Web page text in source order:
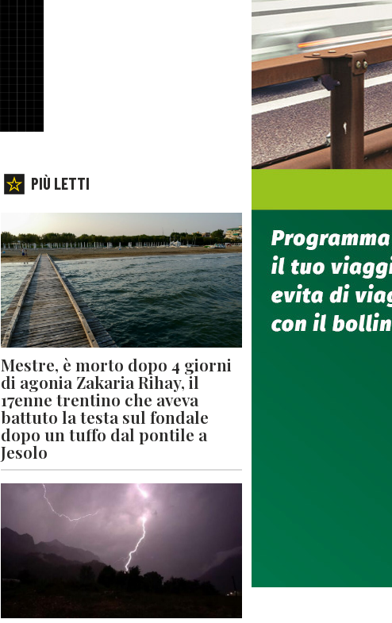
PIÙ LETTI
Mestre, è morto dopo 4 giorni
di agonia Zakaria Rihay, il
17enne trentino che aveva
battuto la testa sul fondale
dopo un tuffo dal pontile a
Jesolo